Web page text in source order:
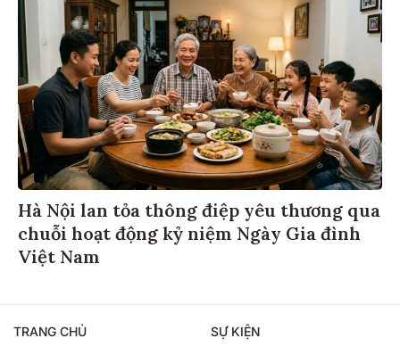
Hà Nội lan tỏa thông điệp yêu thương qua
chuỗi hoạt động kỷ niệm Ngày Gia đình
Việt Nam
TRANG CHỦ SỰ KIỆN